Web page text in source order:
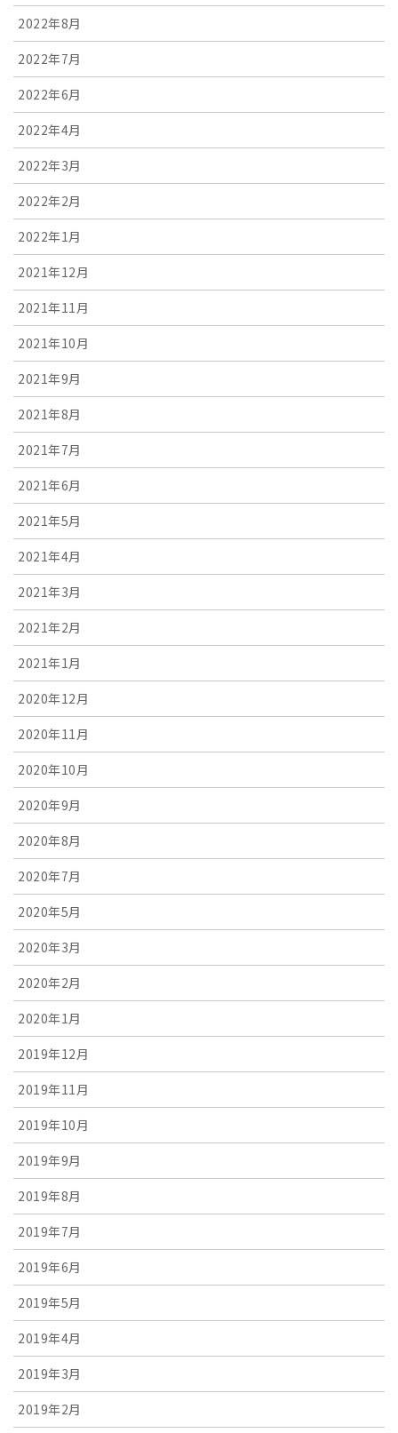
2022年8月
2022年7月
2022年6月
2022年4月
2022年3月
2022年2月
2022年1月
2021年12月
2021年11月
2021年10月
2021年9月
2021年8月
2021年7月
2021年6月
2021年5月
2021年4月
2021年3月
2021年2月
2021年1月
2020年12月
2020年11月
2020年10月
2020年9月
2020年8月
2020年7月
2020年5月
2020年3月
2020年2月
2020年1月
2019年12月
2019年11月
2019年10月
2019年9月
2019年8月
2019年7月
2019年6月
2019年5月
2019年4月
2019年3月
2019年2月